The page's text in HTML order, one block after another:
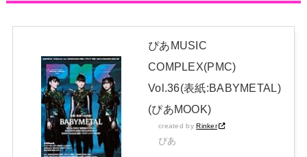
ｗｗｗｗｗｗｗ
【画像】影山優佳さん(25)、下着姿であたシコが止まらない
【悲報】Juice=Juiceさん、ビジュアルが良いメンバーだけ露
骨に前列にしてしまうｗｗｗｗ
日本独自企画・限定生産盤「METAL FORTH (DELUXE
JAPAN EDITION)」着弾
ぴあMUSIC
COMPLEX(PMC)
Vol.36(表紙:BABYMETAL)
(ぴあMOOK)
created byRinker
ぴあ